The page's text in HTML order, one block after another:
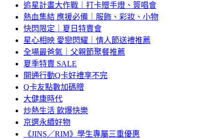
追星計畫大作戰｜打卡贈手燈、簽唱會
熱血集結 應援必備｜服飾、彩妝、小物
快閃限定｜夏日特賣會
星心相映 愛戀閃耀｜情人節送禮推薦
全場最爸氣｜父親節聚餐推薦
夏季特賣 SALE
開通行動Q卡好禮享不完
Q卡友點數加碼贈
大健康時代
炒熱生活 飲爆快樂
京選永續好物
《JINS／RIM》學生專屬三重優惠